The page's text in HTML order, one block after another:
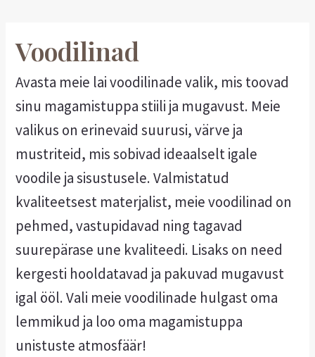
Voodilinad
Avasta meie lai voodilinade valik, mis toovad
sinu magamistuppa stiili ja mugavust. Meie
valikus on erinevaid suurusi, värve ja
mustriteid, mis sobivad ideaalselt igale
voodile ja sisustusele. Valmistatud
kvaliteetsest materjalist, meie voodilinad on
pehmed, vastupidavad ning tagavad
suurepärase une kvaliteedi. Lisaks on need
kergesti hooldatavad ja pakuvad mugavust
igal ööl. Vali meie voodilinade hulgast oma
lemmikud ja loo oma magamistuppa
unistuste atmosfäär!